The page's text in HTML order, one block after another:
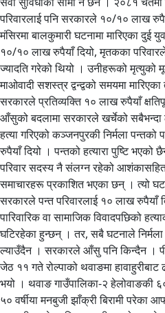
परिवारलाई पनि सरकारले १०/१० लाख
मंसिरमा बालकुमारी घटनामा मारिएका दुई
१०/१० लाख रुपैयाँ दियो, मृतकका
ज्यादति गरेको थियो । उनीहरूको मृत्युको
माओवादी सशस्त्र द्वन्द्वको समयमा
सरकारले प्रतिव्यक्ति १० लाख रुपैयाँ
आँसुको बदलामा सरकारले खर्चेको
हत्या गरिएको कञ्जनपुरकी निर्मला
रुपैयाँ दियो । पन्तको हत्यारा पुष्टि
परिवार सदस्य नै संलग्न रहेको
समाचारहरू प्रकाशित भएका छन् । त्यो
सरकारले पन्त परिवारलाई १० लाख रुपैयाँ
पारिवारिक वा सामाजिक विवादपछिको
घटिरहेका हुन्छन् । तर, सबै घटनाले निर्मला
ल्याउँदैन । सरकारले आँसु पनि किन्दैन ।
जेठ ११ गते रोल्पाको थवाङमा
भयो । थवाङ गाउँपालिका-२ हेलोवाङकी
५० वर्षीया मनबुजी झाँक्री बिरामी परेका